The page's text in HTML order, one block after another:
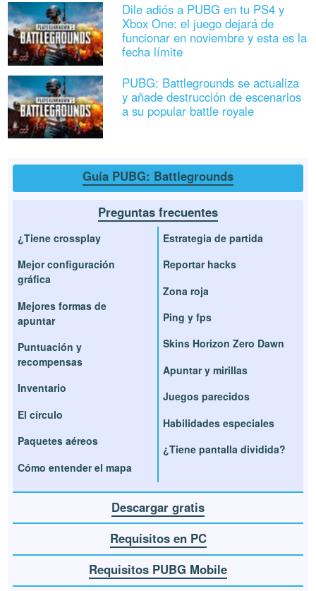
Dile adiós a PUBG en tu PS4 y
Xbox One: el juego dejará de
funcionar en noviembre y esta es la
fecha límite
PUBG: Battlegrounds se actualiza
y añade destrucción de escenarios
a su popular battle royale
Guía PUBG: Battlegrounds
Preguntas frecuentes
¿Tiene crossplay
Mejor configuración
gráfica
Mejores formas de
apuntar
Puntuación y
recompensas
Inventario
El círculo
Paquetes aéreos
Cómo entender el mapa
Estrategia de partida
Reportar hacks
Zona roja
Ping y fps
Skins Horizon Zero Dawn
Apuntar y mirillas
Juegos parecidos
Habilidades especiales
¿Tiene pantalla dividida?
Descargar gratis
Requisitos en PC
Requisitos PUBG Mobile